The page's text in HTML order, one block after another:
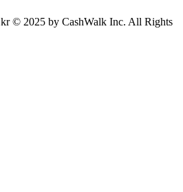
© 2025 by CashWalk Inc. All Rights